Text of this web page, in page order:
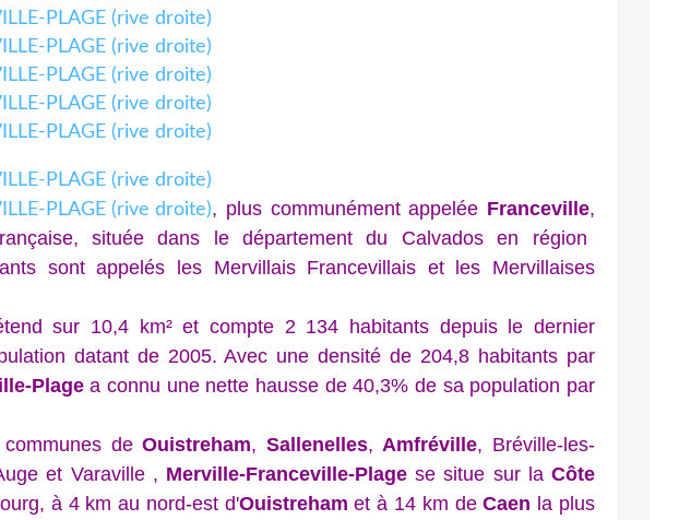
, plus communément appelée Franceville,
située dans le département du Calvados en région
sont appelés les Mervillais Francevillais et les Mervillaises
sur 10,4 km² et compte 2 134 habitants depuis le dernier
datant de 2005. Avec une densité de 204,8 habitants par
Plagea connu une nette hausse de 40,3% de sa population par
deOuistreham, Sallenelles, Amfréville, Bréville-les-
et Varaville , Merville-Franceville-Plage se situe sur laCôte
à 4 km au nord-est d'Ouistreham et à 14 km deCaen la plus